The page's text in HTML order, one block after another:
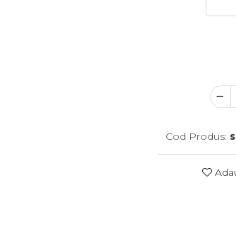
Cod Produs: